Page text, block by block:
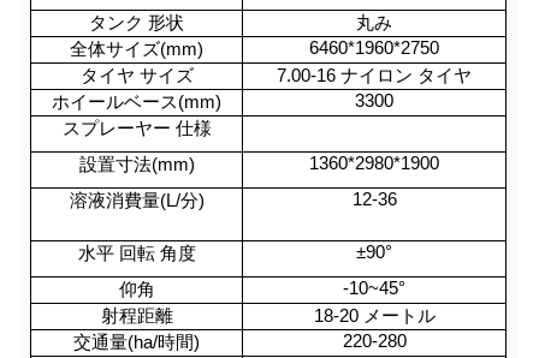
タンク 形状
丸み
全体サイズ(mm)
6460*1960*2750
タイヤ サイズ
7.00-16 ナイロン タイヤ
ホイールベース(mm)
3300
スプレーヤー 仕様
設置寸法(mm)
1360*2980*1900
溶液消費量(L/分)
12-36
水平 回転 角度
±90°
仰角
-10~45°
射程距離
18-20 メートル
交通量(ha/時間)
220-280